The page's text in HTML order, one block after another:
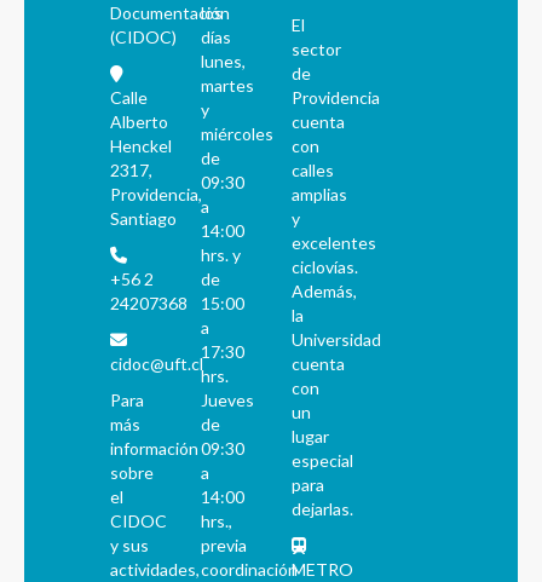
Documentación
(CIDOC)
Calle
Alberto
Henckel
2317,
Providencia,
Santiago
+56 2
24207368
cidoc@uft.cl
Para
más
información
sobre
el
CIDOC
y sus
actividades,
los
días
lunes,
martes
y
miércoles
de
09:30
a
14:00
hrs. y
de
15:00
a
17:30
hrs.
Jueves
de
09:30
a
14:00
hrs.,
previa
coordinación
El
sector
de
Providencia
cuenta
con
calles
amplias
y
excelentes
ciclovías.
Además,
la
Universidad
cuenta
con
un
lugar
especial
para
dejarlas.
METRO